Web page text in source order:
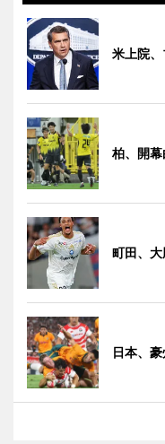
米上院
柏、開
町田、
日本、